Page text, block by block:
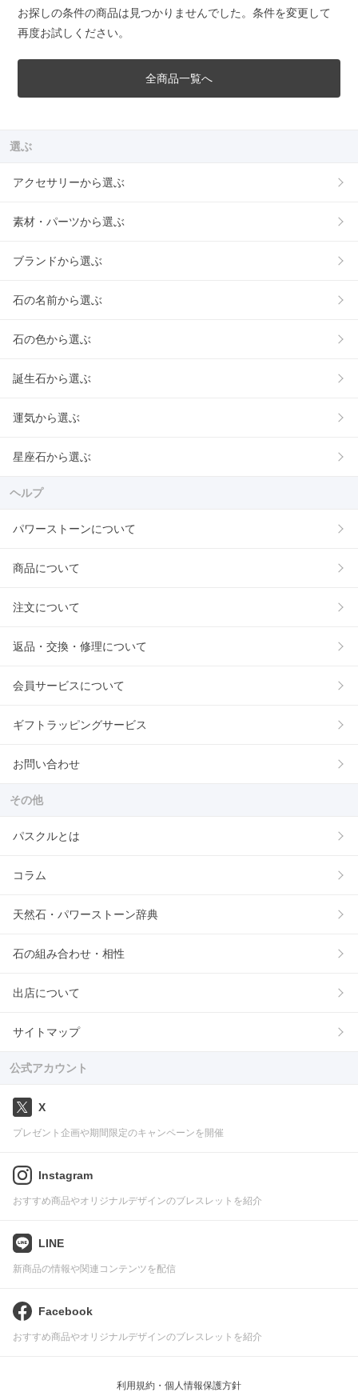
お探しの条件の商品は見つかりませんでした。条件を変更して
再度お試しください。
全商品一覧へ
選ぶ
アクセサリーから選ぶ
素材・パーツから選ぶ
ブランドから選ぶ
石の名前から選ぶ
石の色から選ぶ
誕生石から選ぶ
運気から選ぶ
星座石から選ぶ
ヘルプ
パワーストーンについて
商品について
注文について
返品・交換・修理について
会員サービスについて
ギフトラッピングサービス
お問い合わせ
その他
パスクルとは
コラム
天然石・パワーストーン辞典
石の組み合わせ・相性
出店について
サイトマップ
公式アカウント
X
プレゼント企画や期間限定のキャンペーンを開催
Instagram
おすすめ商品やオリジナルデザインのブレスレットを紹介
LINE
新商品の情報や関連コンテンツを配信
Facebook
おすすめ商品やオリジナルデザインのブレスレットを紹介
利用規約・個人情報保護方針